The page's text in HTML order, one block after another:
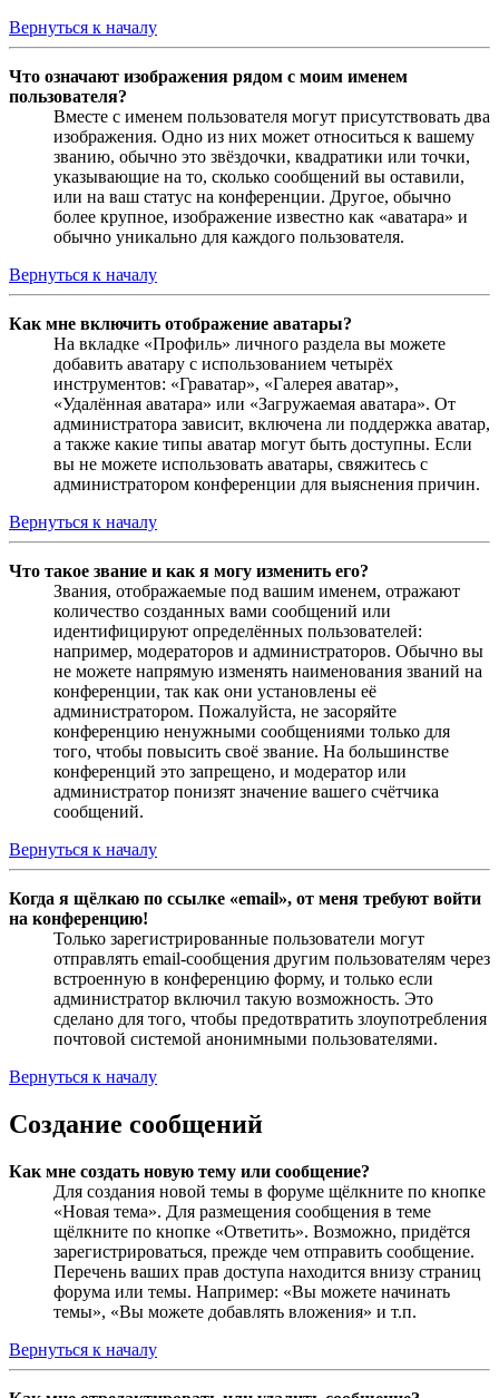
Вернуться к началу
Что означают изображения рядом с моим именем
пользователя?
Вместе с именем пользователя могут присутствовать два
изображения. Одно из них может относиться к вашему
званию, обычно это звёздочки, квадратики или точки,
указывающие на то, сколько сообщений вы оставили,
или на ваш статус на конференции. Другое, обычно
более крупное, изображение известно как «аватара» и
обычно уникально для каждого пользователя.
Вернуться к началу
Как мне включить отображение аватары?
На вкладке «Профиль» личного раздела вы можете
добавить аватару с использованием четырёх
инструментов: «Граватар», «Галерея аватар»,
«Удалённая аватара» или «Загружаемая аватара». От
администратора зависит, включена ли поддержка аватар,
а также какие типы аватар могут быть доступны. Если
вы не можете использовать аватары, свяжитесь с
администратором конференции для выяснения причин.
Вернуться к началу
Что такое звание и как я могу изменить его?
Звания, отображаемые под вашим именем, отражают
количество созданных вами сообщений или
идентифицируют определённых пользователей:
например, модераторов и администраторов. Обычно вы
не можете напрямую изменять наименования званий на
конференции, так как они установлены её
администратором. Пожалуйста, не засоряйте
конференцию ненужными сообщениями только для
того, чтобы повысить своё звание. На большинстве
конференций это запрещено, и модератор или
администратор понизят значение вашего счётчика
сообщений.
Вернуться к началу
Когда я щёлкаю по ссылке «email», от меня требуют войти
на конференцию!
Только зарегистрированные пользователи могут
отправлять email-сообщения другим пользователям через
встроенную в конференцию форму, и только если
администратор включил такую возможность. Это
сделано для того, чтобы предотвратить злоупотребления
почтовой системой анонимными пользователями.
Вернуться к началу
Создание сообщений
Как мне создать новую тему или сообщение?
Для создания новой темы в форуме щёлкните по кнопке
«Новая тема». Для размещения сообщения в теме
щёлкните по кнопке «Ответить». Возможно, придётся
зарегистрироваться, прежде чем отправить сообщение.
Перечень ваших прав доступа находится внизу страниц
форума или темы. Например: «Вы можете начинать
темы», «Вы можете добавлять вложения» и т.п.
Вернуться к началу